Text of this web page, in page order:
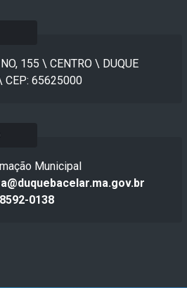
155 \ CENTRO \ DUQUE
CEP: 65625000
Municipal
0138